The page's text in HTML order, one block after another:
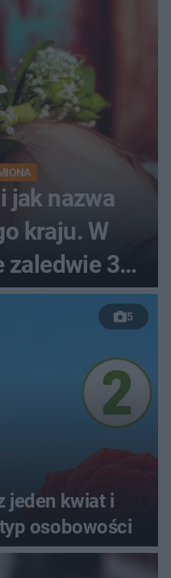
jak nazwa
kraju. W
zaledwie 3
5
jeden kwiat i
osobowości